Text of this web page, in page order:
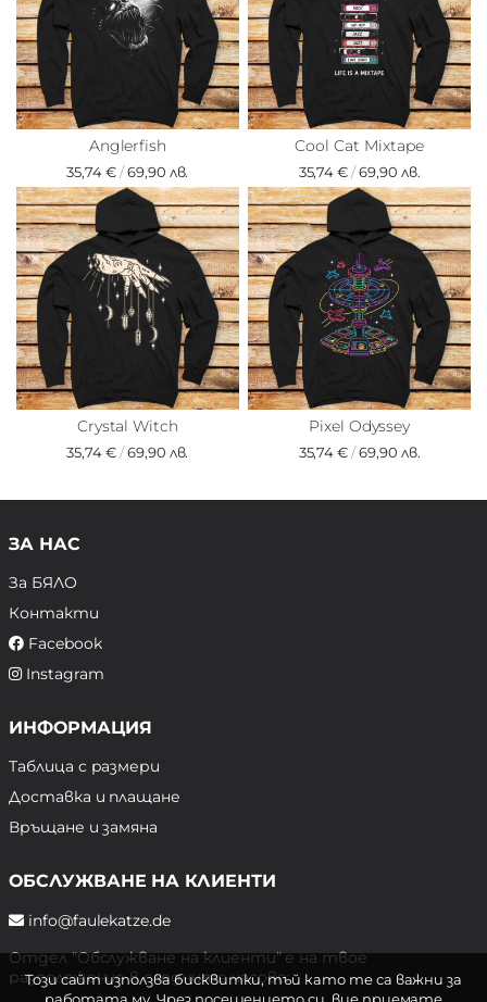
Anglerfish
35,74 €/69,90 лв.
Cool Cat Mixtape
35,74 €/69,90 лв.
Crystal Witch
35,74 €/69,90 лв.
Pixel Odyssey
35,74 €/69,90 лв.
ЗА НАС
За БЯЛО
Контакти
Facebook
Instagram
ИНФОРМАЦИЯ
Таблица с размери
Доставка и плащане
Връщане и замяна
ОБСЛУЖВАНЕ НА КЛИЕНТИ
info@faulekatze.de
Отдел "Обслужване на клиенти" е на твое
разположение в следните часове:
Този сайт използва бисквитки, тъй като те са важни за